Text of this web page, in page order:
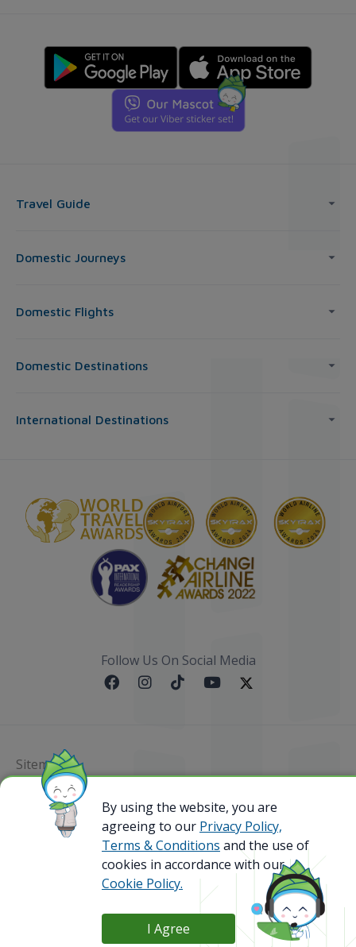
Travel Guide
Domestic Journeys
Domestic Flights
Domestic Destinations
International Destinations
Follow Us On Social Media
Sitemap
@ 2023 Bamboo Airways Copyright. All Rights
Reserved.
Business Registration Code: 010786737
By using the website, you are
agreeing to our Privacy Policy,
Terms & Conditions and the use of
cookies in accordance with our
Cookie Policy.
I Agree